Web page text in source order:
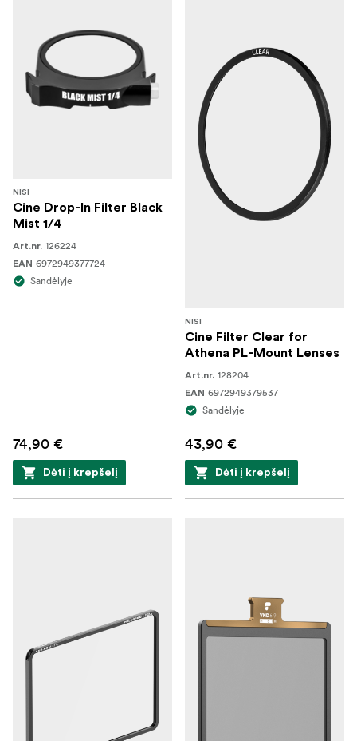
NISI
Cine Drop-In Filter Black
Mist 1/4
Art.nr. 126224
EAN 6972949377724
Sandėlyje
74,90 €
Dėti į krepšelį
NISI
Cine Filter Clear for
Athena PL-Mount Lenses
Art.nr. 128204
EAN 6972949379537
Sandėlyje
43,90 €
Dėti į krepšelį